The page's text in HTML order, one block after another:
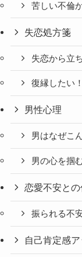
苦しい不倫
失恋処方箋
失恋から立
復縁したい
男性心理
男はなぜこ
男の心を掴
恋愛不安と
振られる不
自己肯定感